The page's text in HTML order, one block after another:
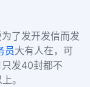
了发开发信而发
员大有人在，可
发40封都不
。